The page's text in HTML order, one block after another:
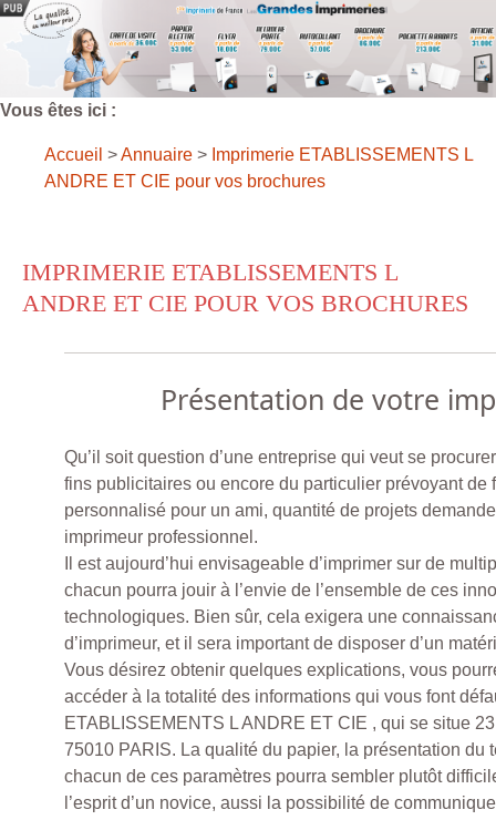
Vous êtes ici :
Accueil >Annuaire > Imprimerie ETABLISSEMENTS L
ANDRE ET CIE pour vos brochures
IMPRIMERIE ETABLISSEMENTS L
ANDRE ET CIE POUR VOS BROCHURES
Présentation de votre
Qu’il soit question d’une entreprise qui veut se
fins publicitaires ou encore du particulier prévoyant de
personnalisé pour un ami, quantité de projets
imprimeur professionnel.
Il est aujourd’hui envisageable d’imprimer sur de
chacun pourra jouir à l’envie de l’ensemble de ces
technologiques. Bien sûr, cela exigera une
d’imprimeur, et il sera important de disposer d’un
Vous désirez obtenir quelques explications, vous
accéder à la totalité des informations qui vous font
ETABLISSEMENTS L ANDRE ET CIE , qui se situe
75010 PARIS. La qualité du papier, la présentation du
chacun de ces paramètres pourra sembler plutôt
l’esprit d’un novice, aussi la possibilité de